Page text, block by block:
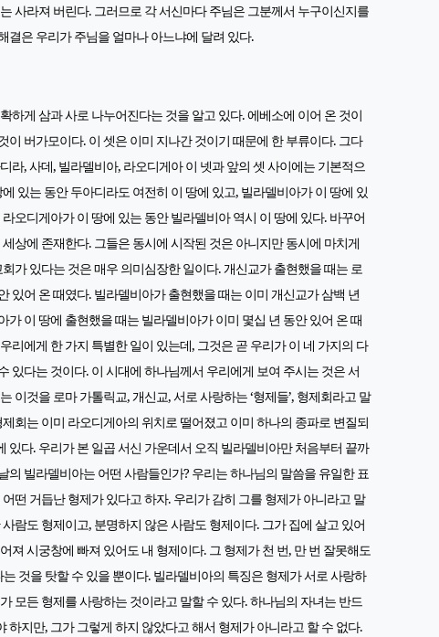
사라져 버린다. 그러므로 각 서신마다 주님은 그분께서 누구이신지를
결은 우리가 주님을 얼마나 아느냐에 달려 있다.
하게 삼과 사로 나누어진다는 것을 알고 있다. 에베소에 이어 온 것이
이 버가모이다. 이 셋은 이미 지나간 것이기 때문에 한 부류이다. 그다
라, 사데, 빌라델비아, 라오디게아 이 넷과 앞의 셋 사이에는 기본적으
있는 동안 두아디라도 여전히 이 땅에 있고, 빌라델비아가 이 땅에 있
오디게아가 이 땅에 있는 동안 빌라델비아 역시 이 땅에 있다. 바꾸어
상에 존재한다. 그들은 동시에 시작된 것은 아니지만 동시에 마치게
가 있다는 것은 매우 의미심장한 일이다. 개신교가 출현했을 때는 로
있어 온 때였다. 빌라델비아가 출현했을 때는 이미 개신교가 삼백 년
가 이 땅에 출현했을 때는 빌라델비아가 이미 몇십 년 동안 있어 온 때
리에게 한 가지 특별한 일이 있는데, 그것은 곧 우리가 이 네 가지의 다
있다는 것이다. 이 시대에 하나님께서 우리에게 보여 주시는 것은 서
이것을 로마 가톨릭교, 개신교, 서로 사랑하는 ‘형제들’, 형제회라고 말
회는 이미 라오디게아의 위치로 떨어졌고 이미 하나의 종파로 변질되
있다. 우리가 본 일곱 서신 가운데서 오직 빌라델비아만 처음부터 끝까
의 빌라델비아는 어떤 사람들인가? 우리는 하나님의 말씀을 유일한 표
떤 거듭난 형제가 있다고 하자. 우리가 감히 그를 형제가 아니라고 말
람도 형제이고, 분명하지 않은 사람도 형제이다. 그가 집에 살고 있어
져 시궁창에 빠져 있어도 내 형제이다. 그 형제가 천 번, 만 번 잘못해도
것을 탓할 수 있을 뿐이다. 빌라델비아의 특징은 형제가 서로 사랑하
모든 형제를 사랑하는 것이라고 말할 수 있다. 하나님의 자녀는 반드
하지만, 그가 그렇게 하지 않았다고 해서 형제가 아니라고 할 수 없다.